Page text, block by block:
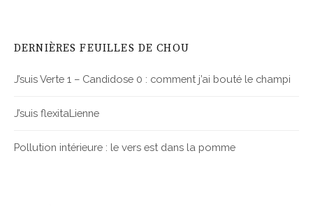
DERNIÈRES FEUILLES DE CHOU
J’suis Verte 1 – Candidose 0 : comment j’ai bouté le champi
J’suis flexitaLienne
Pollution intérieure : le vers est dans la pomme